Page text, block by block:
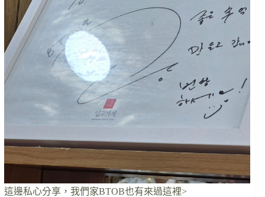
這邊私心分享，我們家BTOB也有來過這裡>